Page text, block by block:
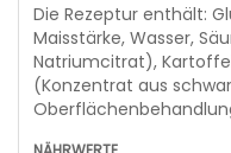
Die Rezeptur enthält:
Maisstärke, Wasser,
Natriumcitrat),
(Konzentrat aus